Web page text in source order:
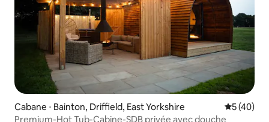
Cabane ⋅ Bainton, Driffield, East Yorkshire
5 (40)
Premium-Hot Tub-Cabine-SDB privée avec douche